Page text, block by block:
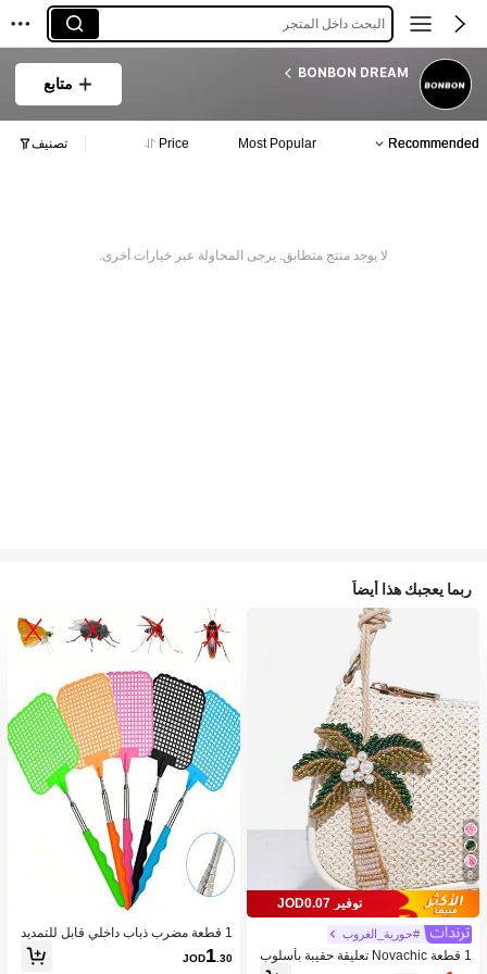
البحث داخل المتجر
BONBON DREAM
متابع
Recommended
Most Popular
Price تصنيف
لا يوجد منتج متطابق. يرجى المحاولة عبر خيارات أخرى.
ربما يعجبك هذا أيضاً
8
توفير JOD0.07
#حورية_الغروب
1 قطعة Novachic تعليقة حقيبة بأسلوب
العطلات مزينة بالخرز على شكل نجمة الب
1 قطعة مضرب ذباب داخلي قابل للتمديد
من الفولاذ المقاوم للصدأ، مقبض PVC م
ضاد للانزلاق، مضرب بعوض من البولي بر
JOD1.30